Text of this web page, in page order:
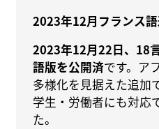
2023年12月フランス
2023年12月22日、18
語版を公開済です。ア
多様化を見据えた追加
学生・労働者にも対応
た。